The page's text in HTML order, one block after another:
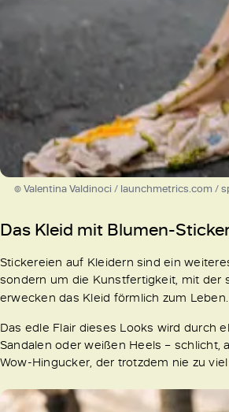
© Valentina Valdinoci / launchmetrics.com /
Das Kleid mit Blumen-
Stickereien auf Kleidern sind ein
sondern um die Kunstfertigkeit, mit
erwecken das Kleid förmlich zum Leben.
Das edle Flair dieses Looks wird durch
Sandalen oder weißen Heels –
Wow-Hingucker, der trotzdem nie zu